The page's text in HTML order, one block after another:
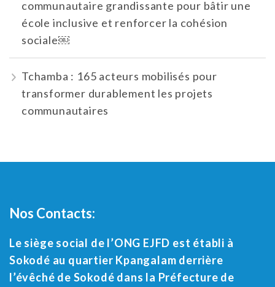
communautaire grandissante pour bâtir une
école inclusive et renforcer la cohésion
sociale￼
Tchamba : 165 acteurs mobilisés pour
transformer durablement les projets
communautaires
Nos Contacts:
Le siège social de l’ONG EJFD est établi à
Sokodé au quartier Kpangalam derrière
l’évêché de Sokodé dans la Préfecture de